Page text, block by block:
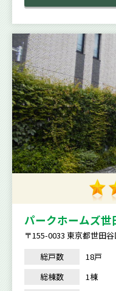
パークホームズ世
〒155-0033 東京都世田
総戸数
18戸
総棟数
1棟